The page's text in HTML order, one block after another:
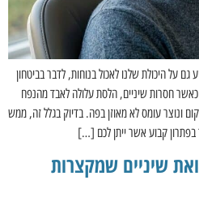
על היכולת שלנו לאכול בנוחות, לדבר בביטחון
חסרות שיניים, הלסת עלולה לאבד מהנפח
ונוצר עומס לא מאוזן בפה. בדיוק בגלל זה, ממש
קבוע אשר ייתן לכם […]
שיניים שמקצרות